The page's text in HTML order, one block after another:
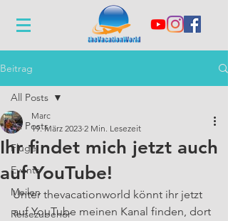
Beitrag
All Posts
Flüge
Events
Meilen
Reisezubehör
All Posts
Ihr findet mich jetzt auch
auf YouTube!
Marc
19. März 2023 2 Min. Lesezeit
Unter thevacationworld könnt ihr jetzt
auf YouTube meinen Kanal finden, dort